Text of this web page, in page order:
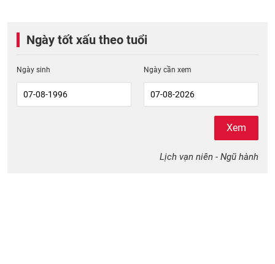
Ngày tốt xấu theo tuổi
Ngày sinh Ngày cần xem
Xem
Lịch vạn niên - Ngũ hành